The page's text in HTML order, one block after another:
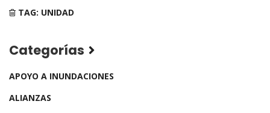
TAG: UNIDAD
Categorías
APOYO A INUNDACIONES
ALIANZAS